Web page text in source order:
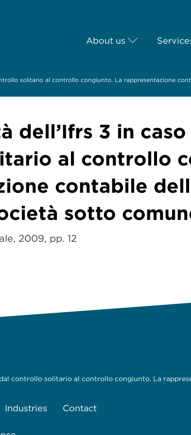
About us
solitario al controllo congiunto. La rappresentazione
dell’Ifrs 3 in
al controllo
contabile
sotto
2009, pp. 12
dal controllo solitario al controllo congiunto. La
Industries Contact